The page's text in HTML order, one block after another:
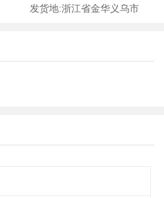
发货地:浙江省金华义乌市